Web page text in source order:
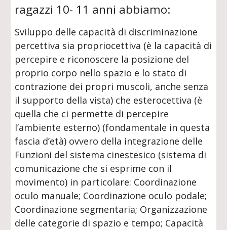
ragazzi 10- 11 anni abbiamo:
Sviluppo delle capacità di discriminazione
percettiva sia propriocettiva (è la capacità di
percepire e riconoscere la posizione del
proprio corpo nello spazio e lo stato di
contrazione dei propri muscoli, anche senza
il supporto della vista) che esterocettiva (è
quella che ci permette di percepire
l’ambiente esterno) (fondamentale in questa
fascia d’età) ovvero della integrazione delle
Funzioni del sistema cinestesico (sistema di
comunicazione che si esprime con il
movimento) in particolare: Coordinazione
oculo manuale; Coordinazione oculo podale;
Coordinazione segmentaria; Organizzazione
delle categorie di spazio e tempo; Capacità